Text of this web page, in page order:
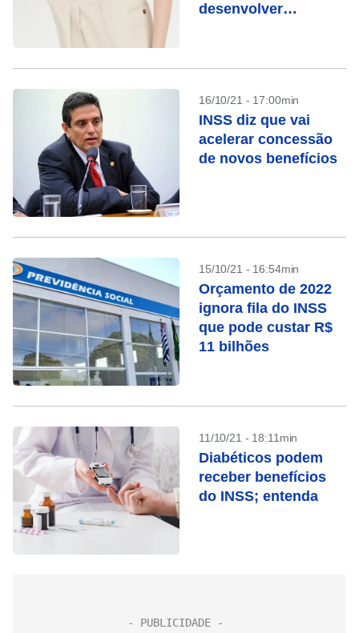
desenvolver
16/10/21 - 17:00min
INSS diz que vai
acelerar concessão
de novos benefícios
15/10/21 - 16:54min
Orçamento de 2022
ignora fila do INSS
que pode custar R$
11 bilhões
11/10/21 - 18:11min
Diabéticos podem
receber benefícios
do INSS; entenda